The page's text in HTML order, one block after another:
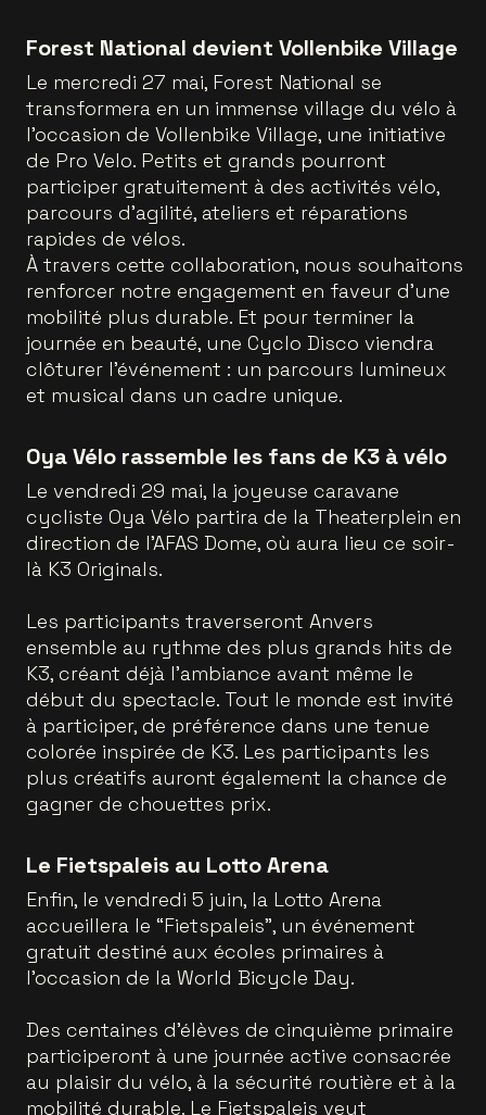
Forest National devient Vollenbike Village
Le mercredi 27 mai, Forest National se
transformera en un immense village du vélo à
l’occasion de Vollenbike Village, une initiative
de Pro Velo. Petits et grands pourront
participer gratuitement à des activités vélo,
parcours d’agilité, ateliers et réparations
rapides de vélos.
À travers cette collaboration, nous souhaitons
renforcer notre engagement en faveur d’une
mobilité plus durable. Et pour terminer la
journée en beauté, une Cyclo Disco viendra
clôturer l’événement : un parcours lumineux
et musical dans un cadre unique.
Oya Vélo rassemble les fans de K3 à vélo
Le vendredi 29 mai, la joyeuse caravane
cycliste Oya Vélo partira de la Theaterplein en
direction de l’AFAS Dome, où aura lieu ce soir-
là K3 Originals.
Les participants traverseront Anvers
ensemble au rythme des plus grands hits de
K3, créant déjà l’ambiance avant même le
début du spectacle. Tout le monde est invité
à participer, de préférence dans une tenue
colorée inspirée de K3. Les participants les
plus créatifs auront également la chance de
gagner de chouettes prix.
Le Fietspaleis au Lotto Arena
Enfin, le vendredi 5 juin, la Lotto Arena
accueillera le “Fietspaleis”, un événement
gratuit destiné aux écoles primaires à
l’occasion de la World Bicycle Day.
Des centaines d’élèves de cinquième primaire
participeront à une journée active consacrée
au plaisir du vélo, à la sécurité routière et à la
mobilité durable. Le Fietspaleis veut